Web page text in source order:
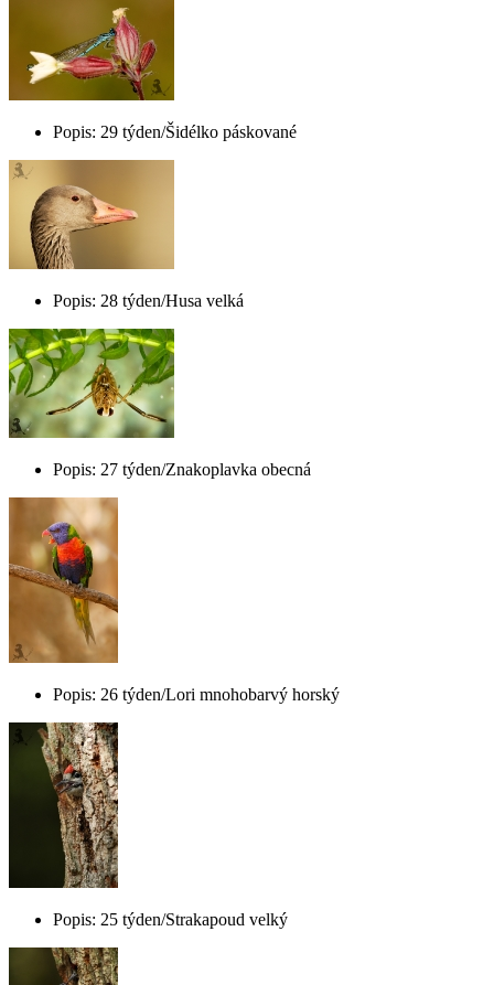
Popis: 29 týden/Šidélko páskované
Popis: 28 týden/Husa velká
Popis: 27 týden/Znakoplavka obecná
Popis: 26 týden/Lori mnohobarvý horský
Popis: 25 týden/Strakapoud velký